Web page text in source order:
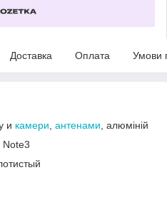
Доставка Оплата Умови
и камери антенами , алюміній